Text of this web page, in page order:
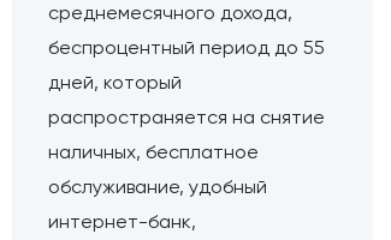
среднемесячного дохода,
беспроцентный период до 55
дней, который
распространяется на снятие
наличных, бесплатное
обслуживание, удобный
интернет-банк,